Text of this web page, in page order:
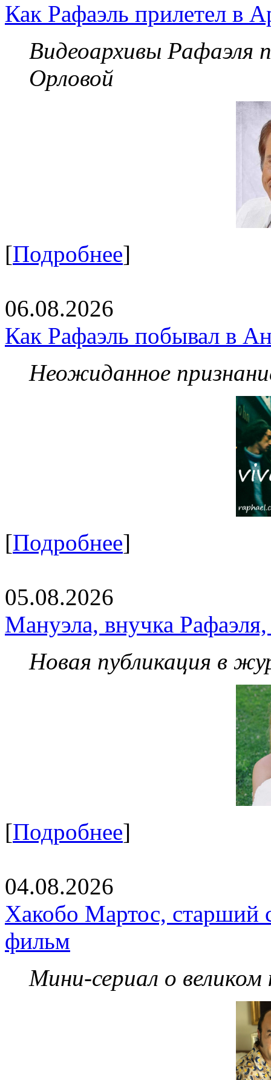
Как Рафаэль прилетел в
Видеоархивы Рафаэля
Орловой
[Подробнее]
06.08.2026
Как Рафаэль побывал в
Неожиданное
[Подробнее]
05.08.2026
Мануэла, внучка
Новая публикация в
[Подробнее]
04.08.2026
Хакобо Мартос, старший
фильм
Мини-сериал о великом